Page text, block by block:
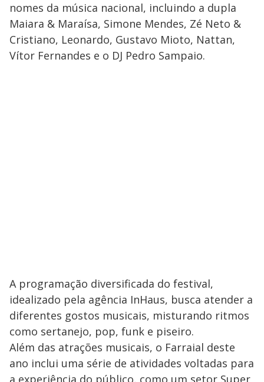
nomes da música nacional, incluindo a dupla
Maiara & Maraísa, Simone Mendes, Zé Neto &
Cristiano, Leonardo, Gustavo Mioto, Nattan,
Vítor Fernandes e o DJ Pedro Sampaio.
A programação diversificada do festival,
idealizado pela agência InHaus, busca atender a
diferentes gostos musicais, misturando ritmos
como sertanejo, pop, funk e piseiro.
Além das atrações musicais, o Farraial deste
ano inclui uma série de atividades voltadas para